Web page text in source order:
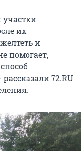
участки
их
и
помогает,
72.RU